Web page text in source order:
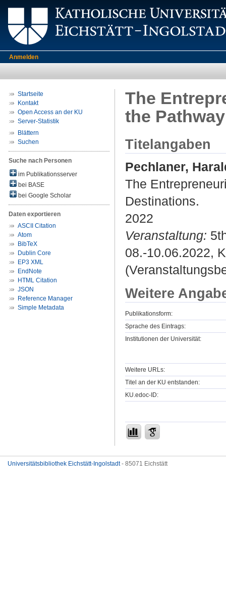
Anmelden
Startseite
Kontakt
Open Access an der KU
Server-Statistik
Blättern
Suchen
Suche nach Personen
im Publikationsserver
bei BASE
bei Google Scholar
Daten exportieren
ASCII Citation
Atom
BibTeX
Dublin Core
EP3 XML
EndNote
HTML Citation
JSON
Reference Manager
Simple Metadata
The
the
Titelangaben
Pechlaner,
The
Destinations.
2022
Veranstaltung:
08.-10.06.2022,
Weitere
Publikationsform:
Sprache des Eintrags:
Institutionen der Universität:
Weitere URLs:
Titel an der KU entstanden:
KU.edoc-ID:
Universitätsbibliothek Eichstätt-Ingolstadt- 85071 Eichstätt